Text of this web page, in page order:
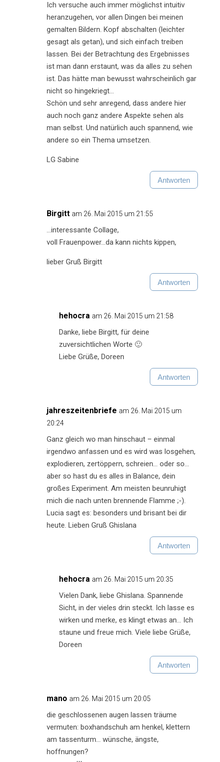
Ich versuche auch immer möglichst intuitiv
heranzugehen, vor allen Dingen bei meinen
gemalten Bildern. Kopf abschalten (leichter
gesagt als getan), und sich einfach treiben
lassen. Bei der Betrachtung des Ergebnisses
ist man dann erstaunt, was da alles zu sehen
ist. Das hätte man bewusst wahrscheinlich gar
nicht so hingekriegt…
Schön und sehr anregend, dass andere hier
auch noch ganz andere Aspekte sehen als
man selbst. Und natürlich auch spannend, wie
andere so ein Thema umsetzen.
LG Sabine
Antworten
Birgitt am 26. Mai 2015 um 21:55
…interessante Collage,
voll Frauenpower…da kann nichts kippen,
lieber Gruß Birgitt
Antworten
hehocra am 26. Mai 2015 um 21:58
Danke, liebe Birgitt, für deine
zuversichtlichen Worte 🙂
Liebe Grüße, Doreen
Antworten
jahreszeitenbriefe am 26. Mai 2015 um
20:24
Ganz gleich wo man hinschaut – einmal
irgendwo anfassen und es wird was losgehen,
explodieren, zertöppern, schreien… oder so…
aber so hast du es alles in Balance, dein
großes Experiment. Am meisten beunruhigt
mich die nach unten brennende Flamme ;-).
Lucia sagt es: besonders und brisant bei dir
heute. Lieben Gruß Ghislana
Antworten
hehocra am 26. Mai 2015 um 20:35
Vielen Dank, liebe Ghislana. Spannende
Sicht, in der vieles drin steckt. Ich lasse es
wirken und merke, es klingt etwas an… Ich
staune und freue mich. Viele liebe Grüße,
Doreen
Antworten
mano am 26. Mai 2015 um 20:05
die geschlossenen augen lassen träume
vermuten: boxhandschuh am henkel, klettern
am tassenturm… wünsche, ängste,
hoffnungen?